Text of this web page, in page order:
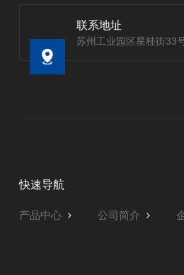
联系地址
苏州工业园区星桂街33
快速导航
产品中心 公司简介